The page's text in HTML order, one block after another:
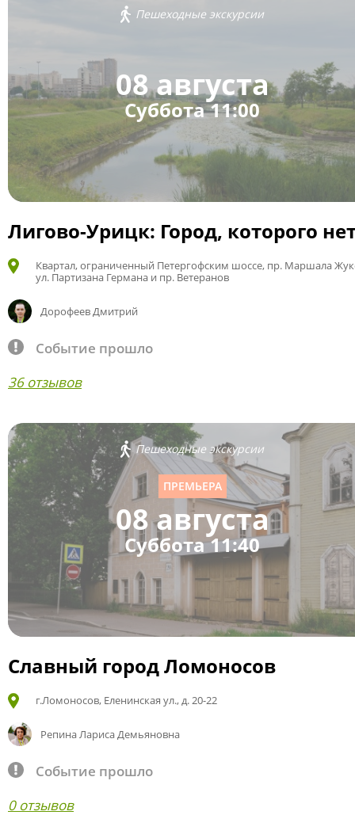
Пешеходные экскурсии
08 августа
Суббота 11:00
Лигово-Урицк: Город, которого
Квартал, ограниченный Петергофским шоссе, пр. Маршала
ул. Партизана Германа и пр. Ветеранов
Дорофеев Дмитрий
Событие прошло
36 отзывов
Пешеходные экскурсии
ПРЕМЬЕРА
08 августа
Суббота 11:40
Славный город Ломоносов
г.Ломоносов, Еленинская ул., д. 20-22
Репина Лариса Демьяновна
Событие прошло
0 отзывов